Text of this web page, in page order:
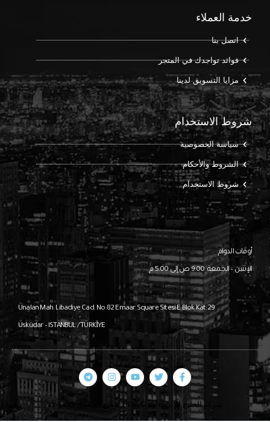
خدمة العملاء
اتصل بنا
فوائد تواجدك في المتجر
مزايا التسويق لدينا
شروط الاستخدام
سياسة الخصوصية
الشروط والأحكام
شروط الاستخدام
أوقات الدوام
الإثنين – الجمعة: 9:00 ص إلى 5:00 م
Ünalan Mah. Libadiye Cad. No:82 Emaar Square Sitesi E Blok Kat:29
Üsküdar – ISTANBUL / TÜRKİYE
شركة الخليج للإنشاءات © 2022 جميع الحقوق محفوظة